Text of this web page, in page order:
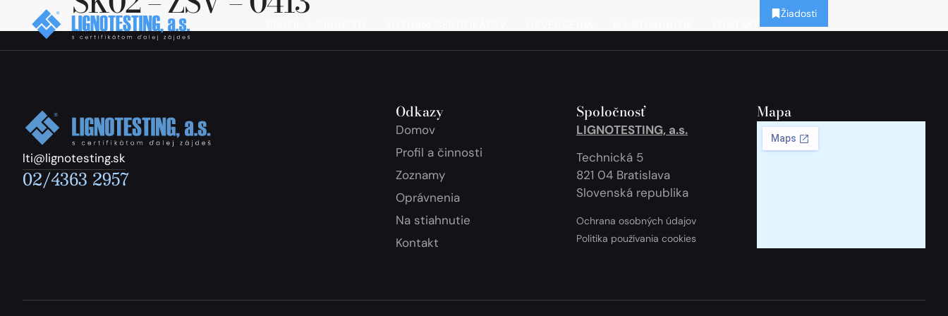
Žiadosti
lti@lignotesting.sk
02/4363 2957
Odkazy
Domov
Profil a činnosti
Zoznamy
Oprávnenia
Na stiahnutie
Kontakt
Spoločnosť
LIGNOTESTING, a.s.
Technická 5
821 04 Bratislava
Slovenská republika
Ochrana osobných údajov
Politika používania cookies
Mapa